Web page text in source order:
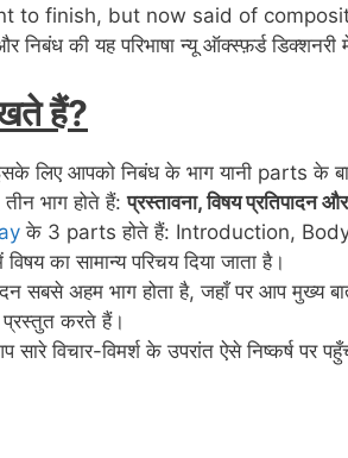
to finish, but now said of
की यह परिभाषा न्यू ऑक्स्फ़र्ड डिक्शनरी
हैं?
आपको निबंध के भाग यानी parts के बारे
भाग होते हैं:प्रस्तावना, विषय प्रतिपादन
के 3 parts होते हैं: Introduction,
का सामान्य परिचय दिया जाता है।
सबसे अहम भाग होता है, जहाँ पर आप मुख्य
करते हैं।
विचार-विमर्श के उपरांत ऐसे निष्कर्ष पर